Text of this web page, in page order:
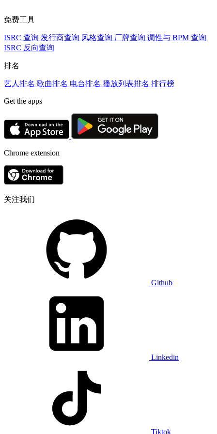
免费工具
ISRC 查询 发行商查询 风格查询 厂牌查询 调性与 BPM 查询
ISRC 反向查询
排名
艺人排名 歌曲排名 电台排名 播放列表排名 排行榜
Get the apps
Chrome extension
关注我们
Github
Linkedin
Tiktok